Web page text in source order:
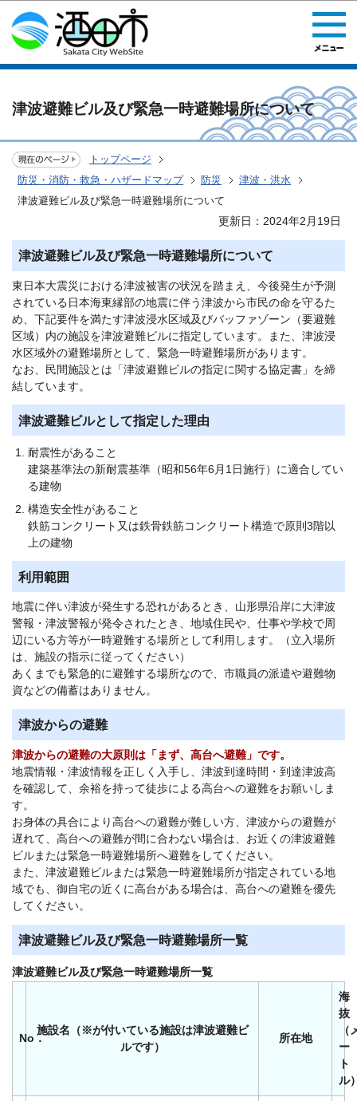
このページの本文へ移動
津波避難ビル及び緊急一時避難場所について
トップページ
防災・消防・救急・ハザードマップ
防災
津波・洪水
津波避難ビル及び緊急一時避難場所について
更新日：2024年2月19日
津波避難ビル及び緊急一時避難場所について
東日本大震災における津波被害の状況を踏まえ、今後発生が予測
されている日本海東縁部の地震に伴う津波から市民の命を守るた
め、下記要件を満たす津波浸水区域及びバッファゾーン（要避難
区域）内の施設を津波避難ビルに指定しています。また、津波浸
水区域外の避難場所として、緊急一時避難場所があります。
なお、民間施設とは「津波避難ビルの指定に関する協定書」を締
結しています。
津波避難ビルとして指定した理由
耐震性があること
建築基準法の新耐震基準（昭和56年6月1日施行）に適合してい
る建物
構造安全性があること
鉄筋コンクリート又は鉄骨鉄筋コンクリート構造で原則3階以
上の建物
利用範囲
地震に伴い津波が発生する恐れがあるとき、山形県沿岸に大津波
警報・津波警報が発令されたとき、地域住民や、仕事や学校で周
辺にいる方等が一時避難する場所として利用します。（立入場所
は、施設の指示に従ってください）
あくまでも緊急的に避難する場所なので、市職員の派遣や避難物
資などの備蓄はありません。
津波からの避難
津波からの避難の大原則は「まず、高台へ避難」です。
地震情報・津波情報を正しく入手し、津波到達時間・到達津波高
を確認して、余裕を持って徒歩による高台への避難をお願いしま
す。
お身体の具合により高台への避難が難しい方、津波からの避難が
遅れて、高台への避難が間に合わない場合は、お近くの津波避難
ビルまたは緊急一時避難場所へ避難をしてください。
また、津波避難ビルまたは緊急一時避難場所が指定されている地
域でも、御自宅の近くに高台がある場合は、高台への避難を優先
してください。
津波避難ビル及び緊急一時避難場所一覧
津波避難ビル及び緊急一時避難場所一覧
No．
施設名（※が付いている施設は津波避難ビ
ルです）
所在地
海
抜
（
ー
ト
ル